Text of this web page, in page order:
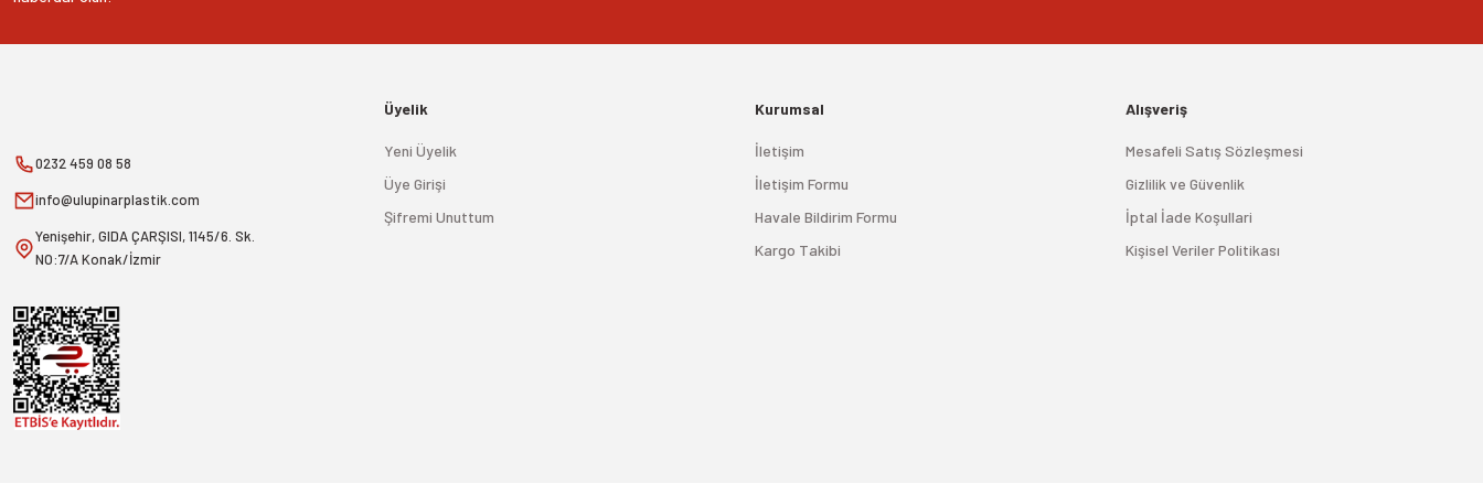
0232 459 08 58
info@ulupinarplastik.com
Yenişehir, GIDA ÇARŞISI, 1145/6. Sk.
NO:7/A Konak/İzmir
Üyelik
Yeni Üyelik
Üye Girişi
Şifremi Unuttum
Kurumsal
İletişim
İletişim Formu
Havale Bildirim Formu
Kargo Takibi
Alışveriş
Mesafeli Satış Sözleşmesi
Gizlilik ve Güvenlik
İptal İade Koşullari
Kişisel Veriler Politikası